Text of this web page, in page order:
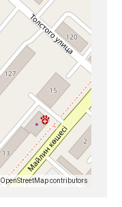
OpenStreetMapcontributors